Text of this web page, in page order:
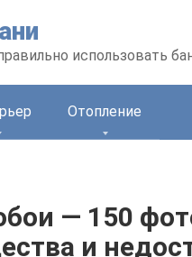
использовать
Отопление
— 150
и